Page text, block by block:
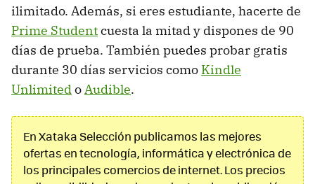
ilimitado. Además, si eres estudiante, hacerte de
Prime Studentcuesta la mitad y dispones de 90
días de prueba. También puedes probar gratis
durante 30 días servicios como Kindle
UnlimitedoAudible.
En Xataka Selección publicamos las mejores
ofertas en tecnología, informática y electrónica de
los principales comercios de internet. Los precios